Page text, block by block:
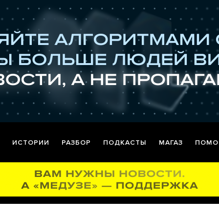
ИСТОРИИ РАЗБОР ПОДКАСТЫ МАГАЗ